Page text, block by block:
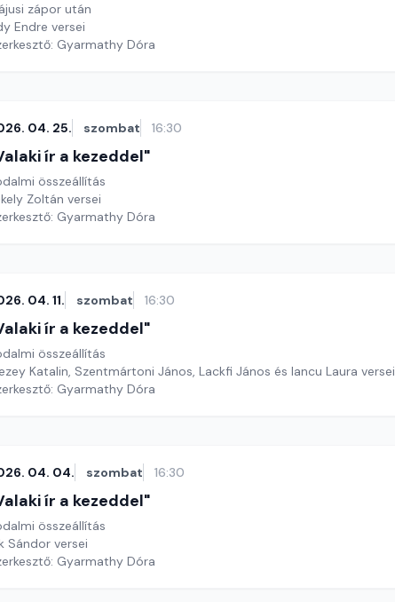
zápor után
Endre versei
Gyarmathy Dóra
04. 25. szombat 16:30
ír a kezeddel"
összeállítás
Zoltán versei
Gyarmathy Dóra
04. 11. szombat 16:30
ír a kezeddel"
összeállítás
Katalin, Szentmártoni János, Lackfi János és Iancu Laura versei
Gyarmathy Dóra
04. 04. szombat 16:30
ír a kezeddel"
összeállítás
Sándor versei
Gyarmathy Dóra